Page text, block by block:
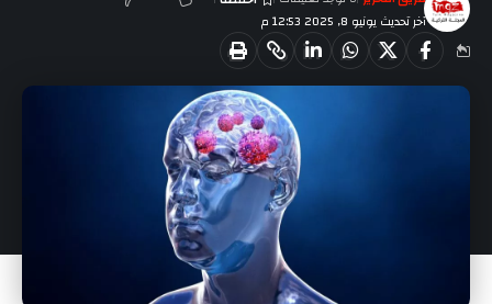
آخر تحديث يونيو 8, 2025 12:53 م